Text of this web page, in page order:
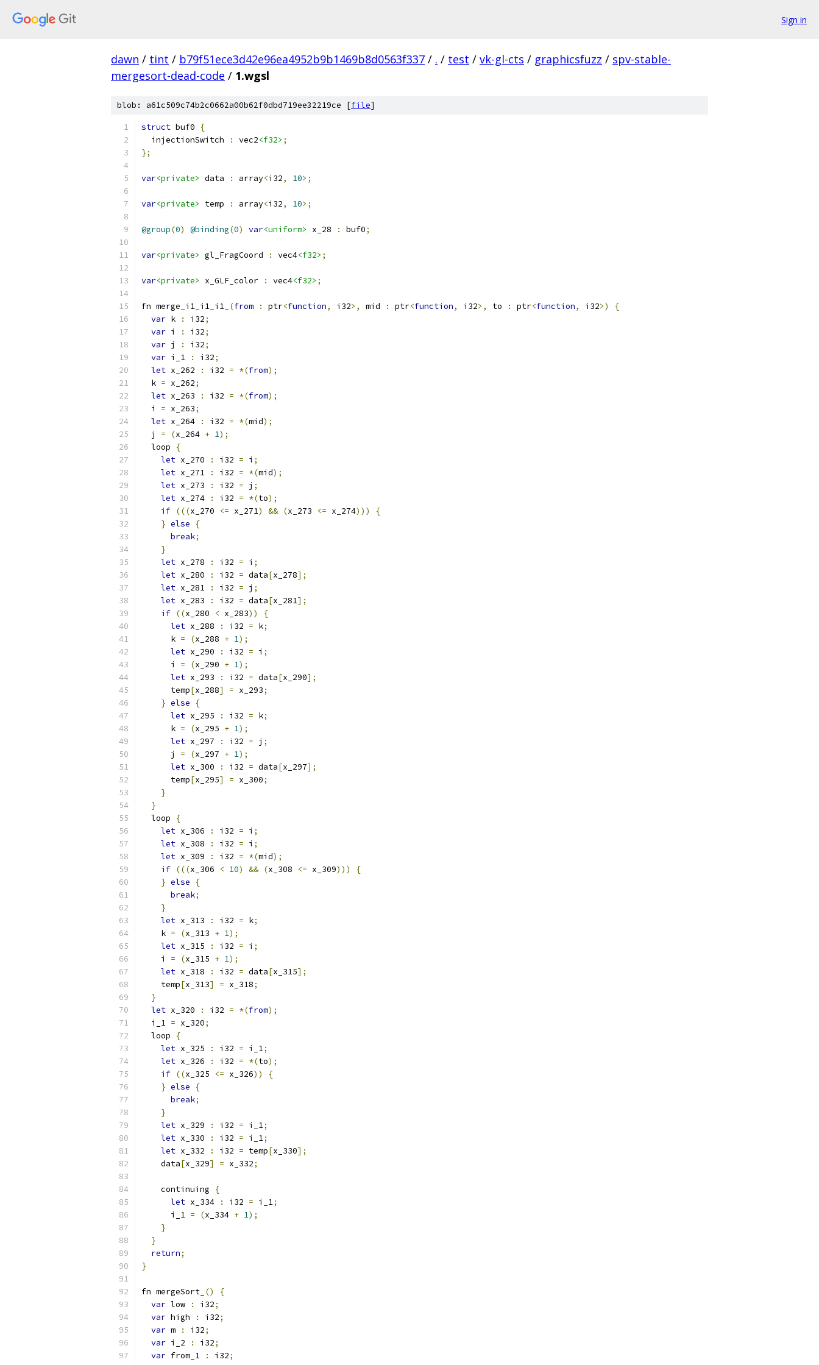
Sign in
dawn / tint / b79f51ece3d42e96ea4952b9b1469b8d0563f337 / . / test / vk-gl-cts / graphicsfuzz / spv-stable-
mergesort-dead-code / 1.wgsl
blob: a61c509c74b2c0662a00b62f0dbd719ee32219ce [file]
struct buf0
{
  injectionSwitch
: vec2<f32> ;
};
var<private> data : array<i32, 10>;
var<private> temp : array<i32, 10>;
@group(0) @binding(0) var<uniform> x_28 : buf0;
var<private> gl_FragCoord : vec4<f32> ;
var<private> x_GLF_color : vec4<f32> ;
fn merge_i1_i1_i1_ (from : ptr<function, i32>, mid : ptr<function, i32>, to : ptr<function, i32>)
{
var k : i32;
var i : i32;
var j : i32;
var i_1 : i32;
let x_262 : i32 = *(from);
  k
= x_262;
let x_263 : i32 = *(from);
  i
= x_263;
let x_264 : i32 = *(mid);
  j
= (x_264 + 1);
  loop
{
let x_270 : i32 = i ;
let x_271 : i32 = *(mid);
let x_273 : i32 = j ;
let x_274 : i32 = *(to);
if (((x_270 <= x_271) && (x_273 <= x_274)))
{
} else
{
break;
}
let x_278 : i32 = i ;
let x_280 : i32 = data[x_278];
let x_281 : i32 = j ;
let x_283 : i32 = data[x_281];
if ((x_280 < x_283))
{
let x_288 : i32 = k;
      k
= (x_288 + 1);
let x_290 : i32 = i ;
      i
= (x_290 + 1);
let x_293 : i32 = data[x_290];
      temp
[x_288] = x_293;
} else
{
let x_295 : i32 = k;
      k
= (x_295 + 1);
let x_297 : i32 = j ;
      j
= (x_297 + 1);
let x_300 : i32 = data[x_297];
      temp
[x_295] = x_300;
}
}
  loop
{
let x_306 : i32 = i ;
let x_308 : i32 = i ;
let x_309 : i32 = *(mid);
if (((x_306 < 10) && (x_308 <= x_309)))
{
} else
{
break;
}
let x_313 : i32 = k;
    k
= (x_313 + 1);
let x_315 : i32 = i ;
    i
= (x_315 + 1);
let x_318 : i32 = data[x_315];
    temp
[x_313] = x_318;
}
let x_320 : i32 = *(from);
  i_1
= x_320;
  loop
{
let x_325 : i32 = i_1;
let x_326 : i32 = *(to);
if ((x_325 <= x_326))
{
} else
{
break;
}
let x_329 : i32 = i_1;
let x_330 : i32 = i_1;
let x_332 : i32 = temp[x_330];
    data
[x_329] = x_332;
    continuing
{
let x_334 : i32 = i_1;
      i_1
= (x_334 + 1);
}
}
return;
}
fn mergeSort_ ()
{
var low : i32;
var high : i32;
var m : i32;
var i_2 : i32;
var from_1 : i32;